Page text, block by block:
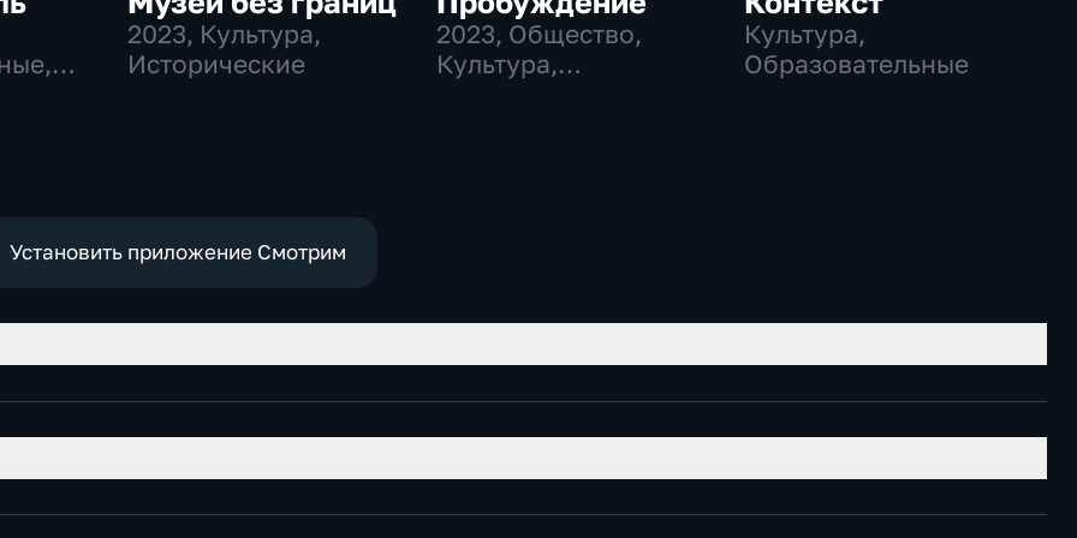
2023, Культура,
Исторические
2023, Общество,
Культура,
Культура,
Образовательные
Установить приложение Смотрим